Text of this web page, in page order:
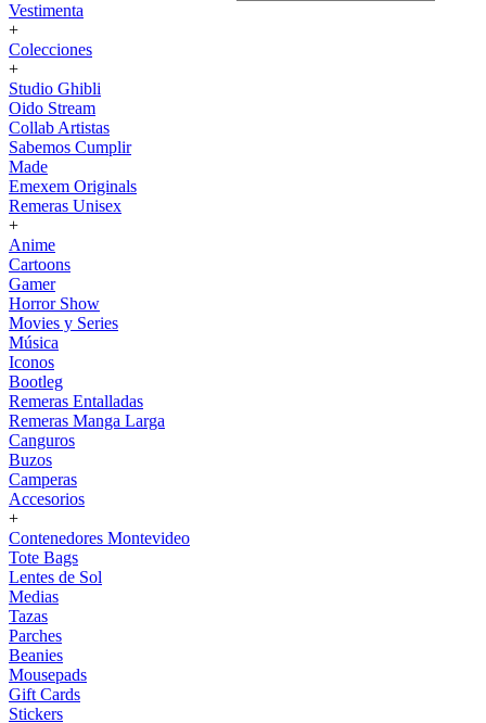
Vestimenta
+
Colecciones
+
Studio Ghibli
Oido Stream
Collab Artistas
Sabemos Cumplir
Made
Emexem Originals
Remeras Unisex
+
Anime
Cartoons
Gamer
Horror Show
Movies y Series
Música
Iconos
Bootleg
Remeras Entalladas
Remeras Manga Larga
Canguros
Buzos
Camperas
Accesorios
+
Contenedores Montevideo
Tote Bags
Lentes de Sol
Medias
Tazas
Parches
Beanies
Mousepads
Gift Cards
Stickers